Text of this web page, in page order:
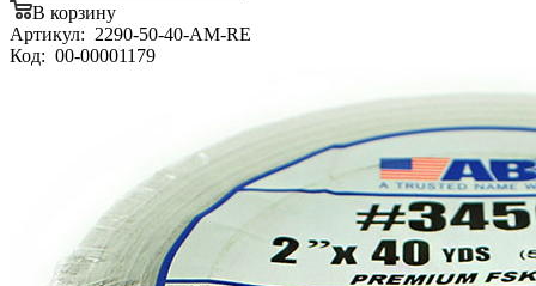
В корзину
Артикул: 2290-50-40-AM-RE
Код: 00-00001179